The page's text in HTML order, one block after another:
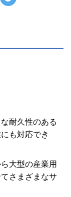
耐久性のある
も対応でき
大型の産業用
さまざまなサ